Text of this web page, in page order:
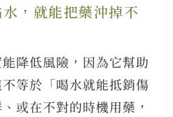
，就能把藥沖掉不
降低風險，因為它幫助
等於「喝水就能抵銷傷
或在不對的時機用藥，